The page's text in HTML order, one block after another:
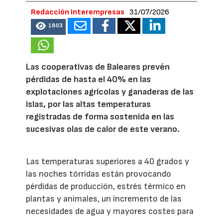
Redacción Interempresas 31/07/2026
1803
Las cooperativas de Baleares prevén
pérdidas de hasta el 40% en las
explotaciones agrícolas y ganaderas de las
islas, por las altas temperaturas
registradas de forma sostenida en las
sucesivas olas de calor de este verano.
Las temperaturas superiores a 40 grados y
las noches tórridas están provocando
pérdidas de producción, estrés térmico en
plantas y animales, un incremento de las
necesidades de agua y mayores costes para